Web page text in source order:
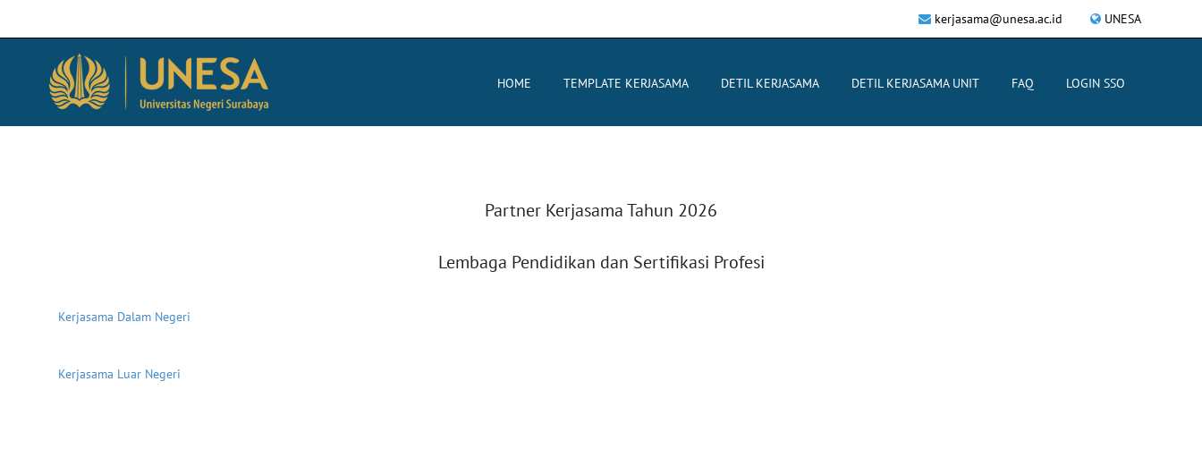
UNESA
kerjasama@unesa.ac.id
HOME TEMPLATE KERJASAMA DETIL KERJASAMA DETIL KERJASAMA UNIT FAQ LOGIN SSO
Partner Kerjasama Tahun 2026
Lembaga Pendidikan dan Sertifikasi Profesi
Kerjasama Dalam Negeri
Kerjasama Luar Negeri